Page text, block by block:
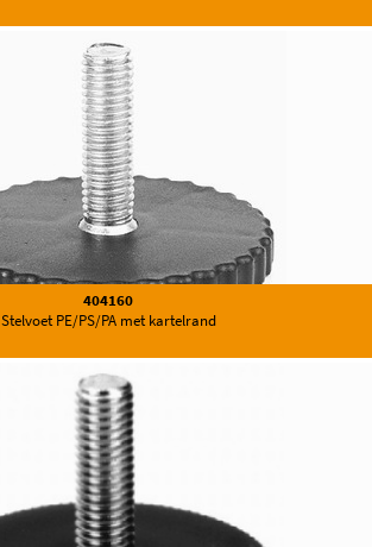
404160
Stelvoet PE/PS/PA met kartelrand